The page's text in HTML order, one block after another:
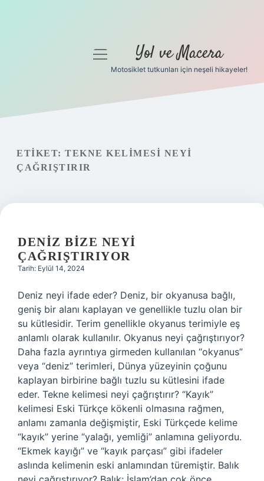
Gizlilik Politikası
Hakkımızda
menüyü
Yol ve Macera
Motosiklet tutkunları için neşeli hikayeler!
ETIKET: TEKNE KELIMESI NEYI
ÇAĞRIŞTIRIR
DENIZ BIZE NEYI
ÇAĞRIŞTIRIYOR
Tarih: Eylül 14, 2024
Deniz neyi ifade eder? Deniz, bir okyanusa bağlı,
geniş bir alanı kaplayan ve genellikle tuzlu olan bir
su kütlesidir. Terim genellikle okyanus terimiyle eş
anlamlı olarak kullanılır. Okyanus neyi çağrıştırıyor?
Daha fazla ayrıntıya girmeden kullanılan “okyanus”
veya “deniz” terimleri, Dünya yüzeyinin çoğunu
kaplayan birbirine bağlı tuzlu su kütlesini ifade
eder. Tekne kelimesi neyi çağrıştırır? “Kayık”
kelimesi Eski Türkçe kökenli olmasına rağmen,
anlamı zamanla değişmiştir, Eski Türkçede kelime
“kayık” yerine “yalağı, yemliği” anlamına geliyordu.
“Ekmek kayığı” ve “kayık parçası” gibi ifadeler
aslında kelimenin eski anlamından türemiştir. Balık